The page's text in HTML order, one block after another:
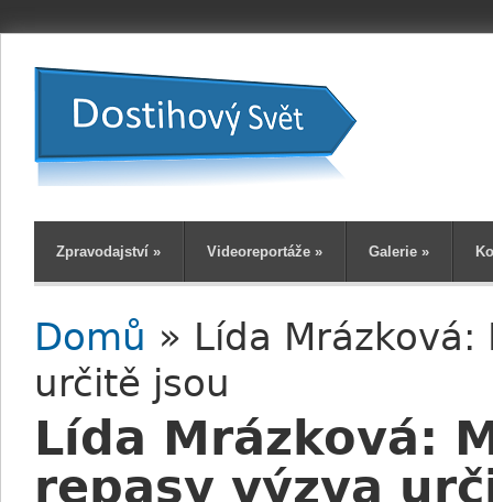
Zpravodajství » Videoreportáže » Galerie »
Jste zde
Domů » Lída
určitě jsou
Lída Mrázková:
repasy výzva